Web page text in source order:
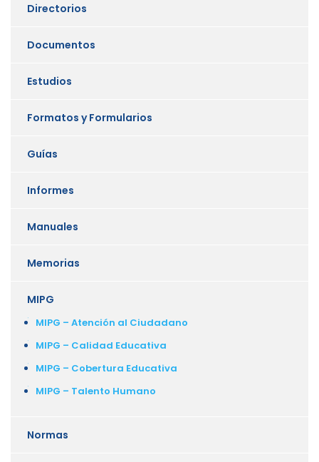
Directorios
Documentos
Estudios
Formatos y Formularios
Guías
Informes
Manuales
Memorias
MIPG
MIPG – Atención al Ciudadano
MIPG – Calidad Educativa
MIPG – Cobertura Educativa
MIPG – Talento Humano
Normas